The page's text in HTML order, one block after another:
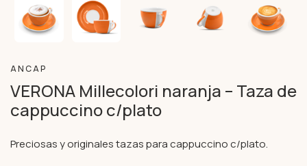
ANCAP
VERONA Millecolori naranja – Taza de
cappuccino c/plato
Preciosas y originales tazas para cappuccino c/plato.